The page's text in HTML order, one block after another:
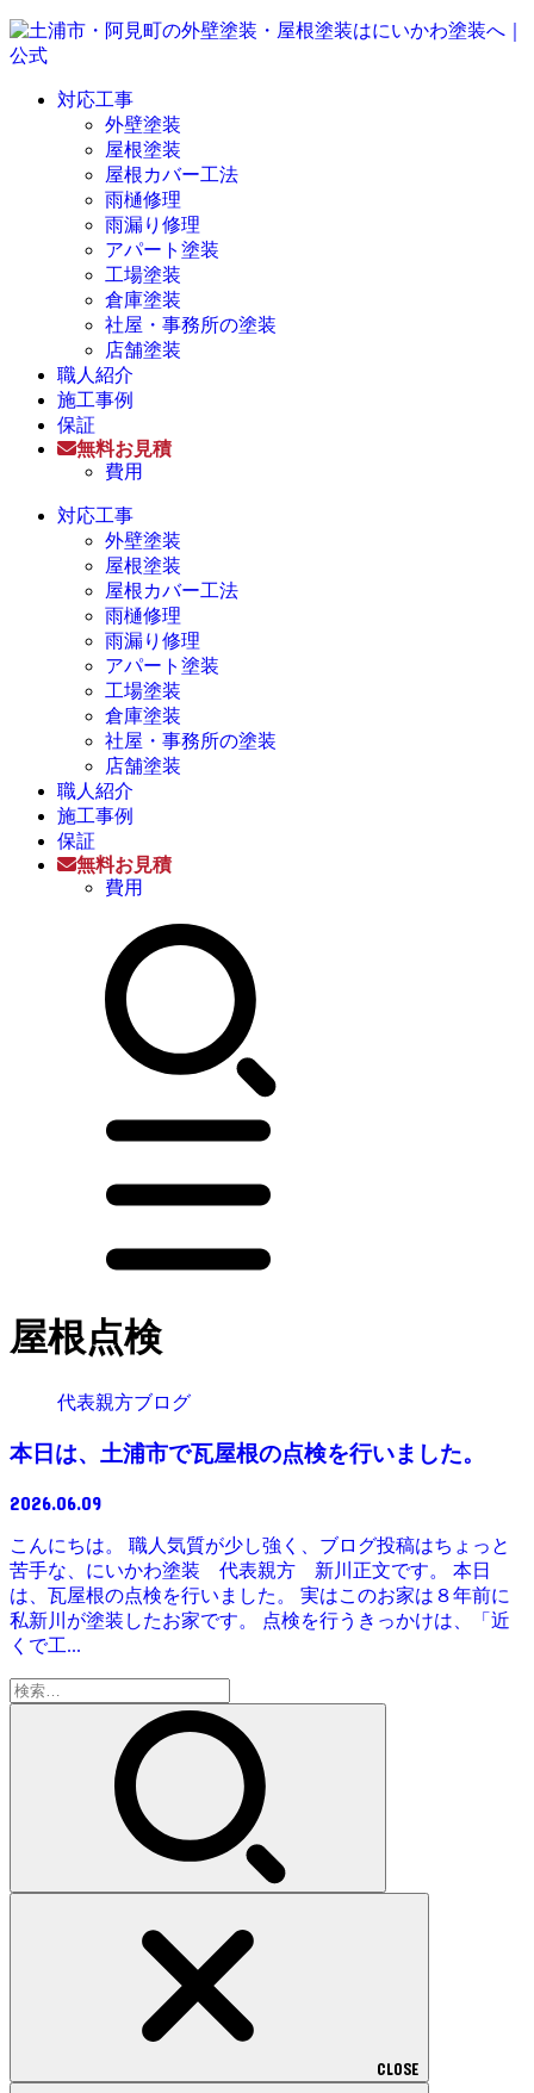
対応工事
外壁塗装
屋根塗装
屋根カバー工法
雨樋修理
雨漏り修理
アパート塗装
工場塗装
倉庫塗装
社屋・事務所の塗装
店舗塗装
職人紹介
施工事例
保証
無料お見積
費用
対応工事
外壁塗装
屋根塗装
屋根カバー工法
雨樋修理
雨漏り修理
アパート塗装
工場塗装
倉庫塗装
社屋・事務所の塗装
店舗塗装
職人紹介
施工事例
保証
無料お見積
費用
屋根点検
代表親方ブログ
本日は、土浦市で瓦屋根の点検を行いました。
2026.06.09
こんにちは。 職人気質が少し強く、ブログ投稿はちょっと
苦手な、にいかわ塗装 代表親方 新川正文です。 本日
は、瓦屋根の点検を行いました。 実はこのお家は８年前に
私新川が塗装したお家です。 点検を行うきっかけは、「近
くで工...
検
索:
CLOSE